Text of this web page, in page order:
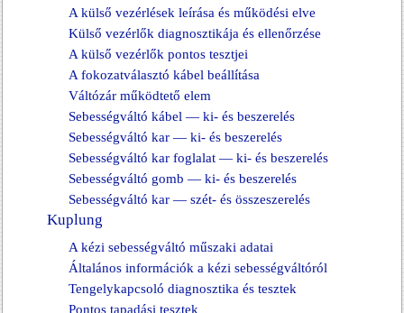
A külső vezérlések leírása és működési elve
Külső vezérlők diagnosztikája és ellenőrzése
A külső vezérlők pontos tesztjei
A fokozatválasztó kábel beállítása
Váltózár működtető elem
Sebességváltó kábel — ki- és beszerelés
Sebességváltó kar — ki- és beszerelés
Sebességváltó kar foglalat — ki- és beszerelés
Sebességváltó gomb — ki- és beszerelés
Sebességváltó kar — szét- és összeszerelés
Kuplung
A kézi sebességváltó műszaki adatai
Általános információk a kézi sebességváltóról
Tengelykapcsoló diagnosztika és tesztek
Pontos tapadási tesztek